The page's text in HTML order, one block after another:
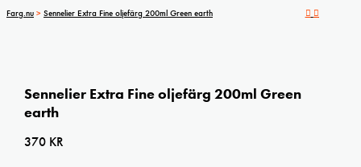
Farg.nu > Sennelier Extra Fine oljefärg 200ml Green earth
Sennelier Extra Fine oljefärg 200ml Green
earth
370 KR